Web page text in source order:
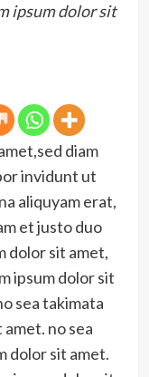
ipsum dolor sit
diam
invidunt ut
aliquyam erat,
et justo duo
dolor sit amet,
ipsum dolor sit
sea takimata
no sea
dolor sit amet.